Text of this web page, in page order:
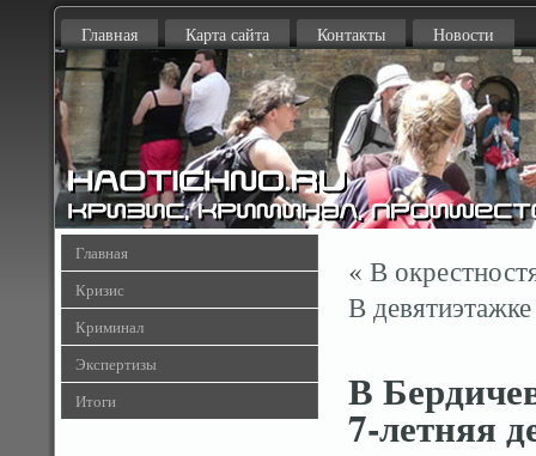
Главная Карта сайта Контакты Новости
Главная
Кризис
Криминал
Экспертизы
Итоги
« В
В
В
7-летняя